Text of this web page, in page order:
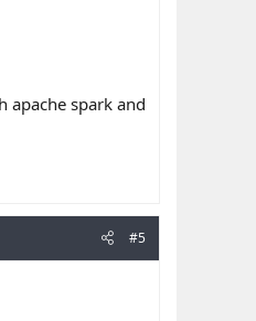
apache spark and
#5